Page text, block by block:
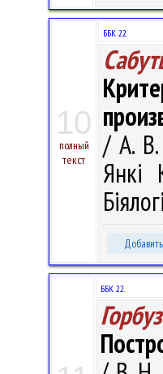
10
полный
текст
ББК 22.
/ А. В.
Янкі
ББК 22.